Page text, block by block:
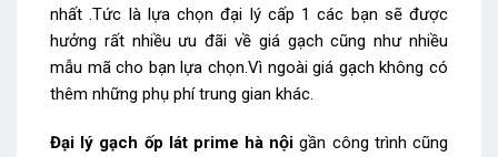
nhất .Tức là lựa chọn đại lý cấp 1 các bạn sẽ được
hưởng rất nhiều ưu đãi về giá gạch cũng như nhiều
mẫu mã cho bạn lựa chọn.Vì ngoài giá gạch không có
thêm những phụ phí trung gian khác.
Đại lý gạch ốp lát prime hà nội gần công trình cũng